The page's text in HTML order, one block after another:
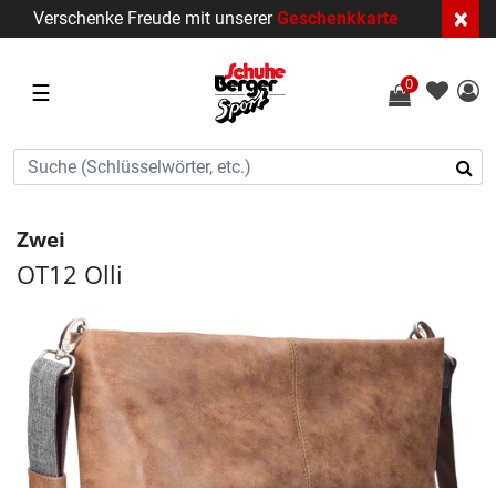
Verschenke Freude mit unsererGeschenkkarte ×
☰ 0
Zwei
OT12 Olli